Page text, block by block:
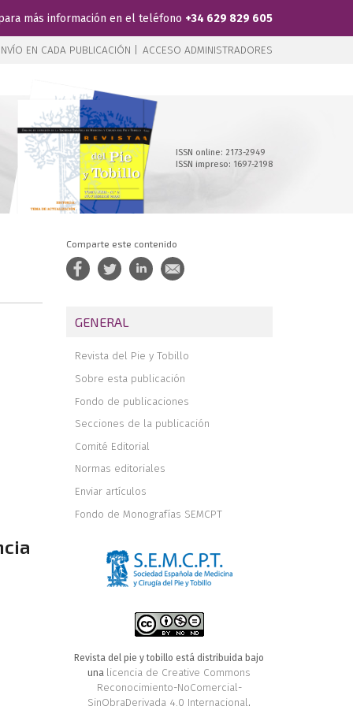
más información en el teléfono +34 629 829 605
EN CADA PUBLICACIÓN | ACCESO ADMINISTRADORES
ISSN online: 2173-2949
ISSN impreso: 1697-2198
Comparte este contenido
GENERAL
Revista del Pie y Tobillo
Sobre esta publicación
Fondo de publicaciones
Secciones de la publicación
Comité Editorial
Normas editoriales
Enviar artículos
Fondo de Monografías SEMCPT
Revista del pie y tobillo está distribuida bajo
una licencia de Creative Commons
Reconocimiento-NoComercial-
SinObraDerivada 4.0 Internacional.